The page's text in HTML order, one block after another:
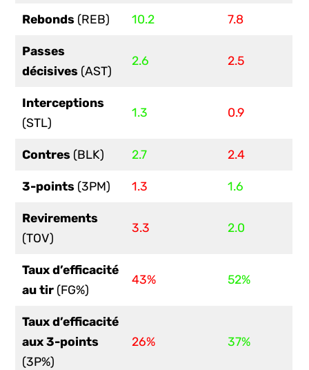
Rebonds (REB) 10.2 7.8
Passes
décisives (AST)
2.6 2.5
Interceptions
(STL)
1.3 0.9
Contres (BLK) 2.7 2.4
3-points (3PM) 1.3 1.6
Revirements
(TOV)
3.3 2.0
Taux d’efficacité
au tir (FG%)
43% 52%
Taux d’efficacité
aux 3-points
(3P%)
26% 37%